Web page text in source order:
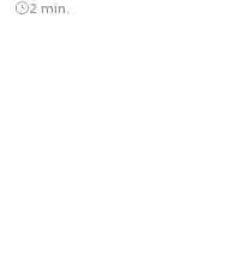
2 min.